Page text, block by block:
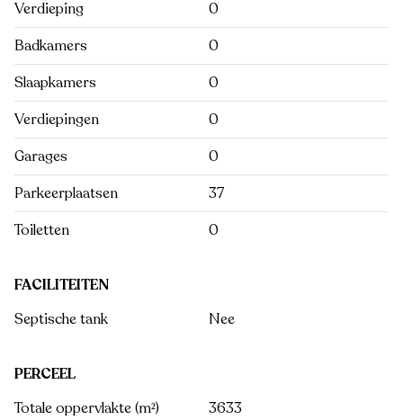
Verdieping
0
Badkamers
0
Slaapkamers
0
Verdiepingen
0
Garages
0
Parkeerplaatsen
37
Toiletten
0
FACILITEITEN
Septische tank
Nee
PERCEEL
Totale oppervlakte (m²)
3633